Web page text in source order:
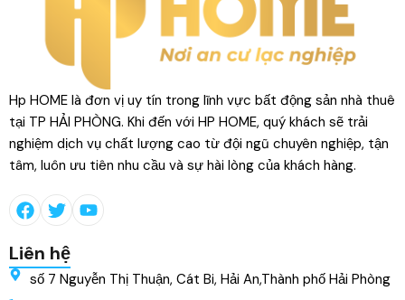
Hp HOME là đơn vị uy tín trong lĩnh vực bất động sản nhà thuê
tại TP HẢI PHÒNG. Khi đến với HP HOME, quý khách sẽ trải
nghiệm dịch vụ chất lượng cao từ đội ngũ chuyên nghiệp, tận
tâm, luôn ưu tiên nhu cầu và sự hài lòng của khách hàng.
Liên hệ
số 7 Nguyễn Thị Thuận, Cát Bi, Hải An,Thành phố Hải Phòng